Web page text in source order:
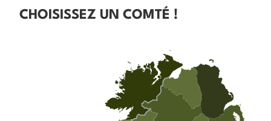
CHOISISSEZ UN COMTÉ !